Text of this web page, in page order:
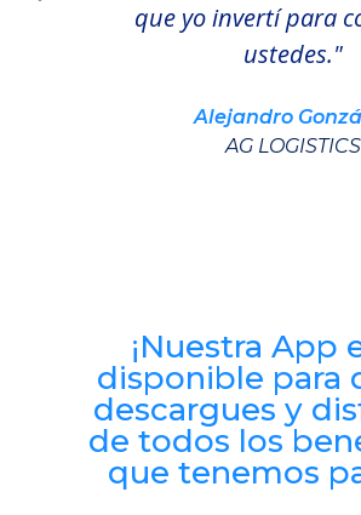
que yo invertí para
ustedes."
Alejandro
AG LOGISTICS
¡Nuestra App
disponible para
descargues y
de todos los
que tenemos